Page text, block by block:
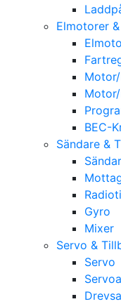
Elmotorer
BEC-
Sändare &
Gyro
Mixer
Servo &
Servo